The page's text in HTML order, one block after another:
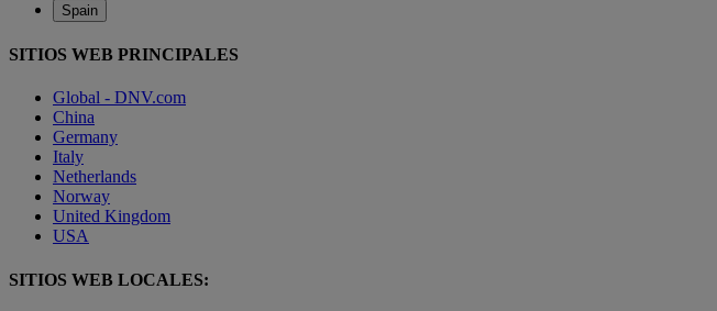
Spain
SITIOS WEB PRINCIPALES
Global - DNV.com
China
Germany
Italy
Netherlands
Norway
United Kingdom
USA
SITIOS WEB LOCALES: